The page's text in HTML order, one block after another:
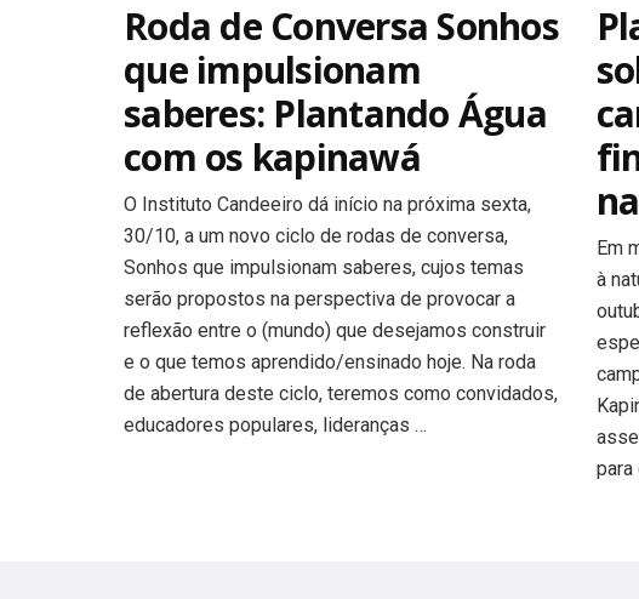
Roda de Conversa Sonhos
que impulsionam
saberes: Plantando Água
com os kapinawá
O Instituto Candeeiro dá início na próxima sexta,
30/10, a um novo ciclo de rodas de conversa,
Sonhos que impulsionam saberes, cujos temas
serão propostos na perspectiva de provocar a
reflexão entre o (mundo) que desejamos construir
e o que temos aprendido/ensinado hoje. Na roda
de abertura deste ciclo, teremos como convidados,
educadores populares, lideranças …
Em
à
para